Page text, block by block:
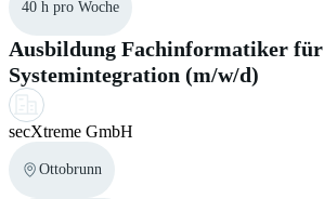
40 h pro Woche
Ausbildung Fachinformatiker für
Systemintegration (m/w/d)
secXtreme GmbH
Ottobrunn